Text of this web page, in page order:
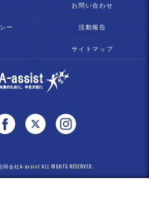
お問い合わせ
ー 活動報告
サイトマップ
会社A-assist ALL RIGHTS RESERVED.